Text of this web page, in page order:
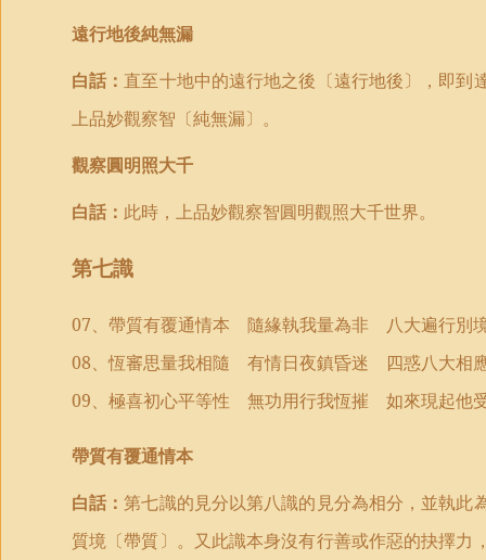
遠行地後純無漏
白話： 直至十地中的遠行地之後〔遠行地後〕，即
上品妙觀察智〔純無漏〕。
觀察圓明照大千
白話： 此時，上品妙觀察智圓明觀照大千世界。
第七識
07、帶質有覆通情本 隨緣執我量為非 八大遍行別
08、恆審思量我相隨 有情日夜鎮昏迷 四惑八大相
09、極喜初心平等性 無功用行我恆摧 如來現起他
帶質有覆通情本
白話：第七識的見分以第八識的見分為相分，並執
質境〔帶質〕。又此識本身沒有行善或作惡的抉擇